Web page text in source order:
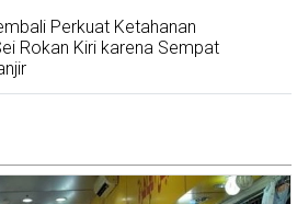
Perkuat Ketahanan
Rokan Kiri karena Sempat